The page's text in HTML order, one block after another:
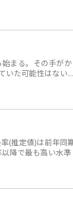
まる。その手がか
いた可能性はない...
(推定値)は前年同
降で最も高い水準